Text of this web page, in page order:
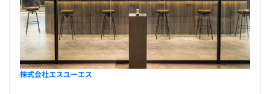
株式会社エスユーエス